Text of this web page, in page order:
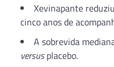
Xevinapante
cinco anos de
A sobrevida
versusplacebo.